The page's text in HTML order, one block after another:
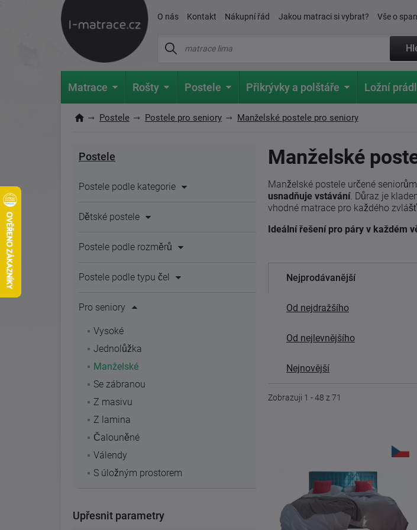
O nás Kontakt Nákupní řád Jakou matraci si vybrat? Vše o
Matrace Rošty Postele Přikrývky a polštáře Ložní
Postele Postele pro seniory Manželské postele pro seniory
Postele
Postele podle kategorie
Dětské postele
Postele podle rozměrů
Postele podle typu čel
Pro seniory
Vysoké
Jednolůžka
Manželské
Se zábranou
Z masivu
Z lamina
Čalouněné
Válendy
S úložným prostorem
Upřesnit parametry
Manželské
Manželské postele určené
usnadňuje vstávání. Důraz je
vhodné matrace pro každého
Ideální řešení pro páry v každém
Nejprodávanější
Od nejdražšího
Od nejlevnějšího
Nejnovější
Zobrazuji 1 - 48 z 71